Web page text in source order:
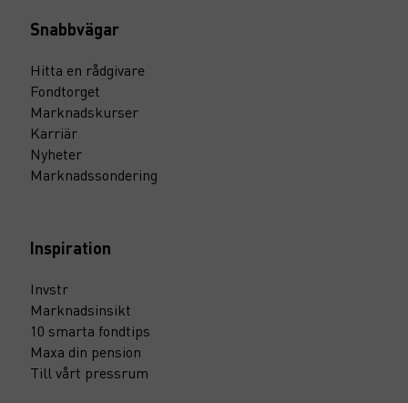
Snabbvägar
Hitta en rådgivare
Fondtorget
Marknadskurser
Karriär
Nyheter
Marknadssondering
Inspiration
Invstr
Marknadsinsikt
10 smarta fondtips
Maxa din pension
Till vårt pressrum